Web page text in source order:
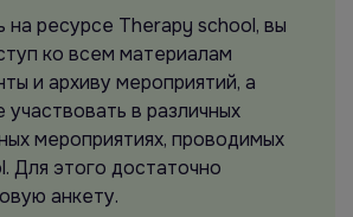
на ресурсе Therapy school, вы
ко всем материалам
и архиву мероприятий, а
в различных
мероприятиях, проводимых
Для этого достаточно
анкету.